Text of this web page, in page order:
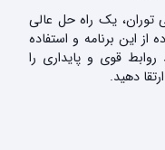
یک راه حل عالی
این برنامه و استفاده
قوی و پایداری را
دهید.